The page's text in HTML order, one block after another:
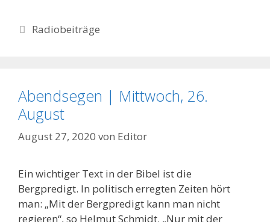
Kategorien
Radiobeiträge
Abendsegen | Mittwoch, 26.
August
August 27, 2020 von Editor
Ein wichtiger Text in der Bibel ist die
Bergpredigt. In politisch erregten Zeiten hört
man: „Mit der Bergpredigt kann man nicht
regieren“, so Helmut Schmidt. „Nur mit der